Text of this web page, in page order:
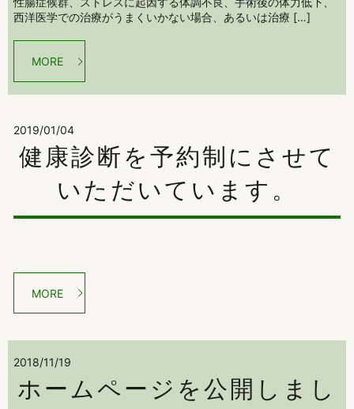
西洋医学での治療がうまくいかない場合、あるいは治療 […]
MORE
2019/01/04
健康診断を予約制にさせて
いただいています。
MORE
2018/11/19
ホームページを公開しまし